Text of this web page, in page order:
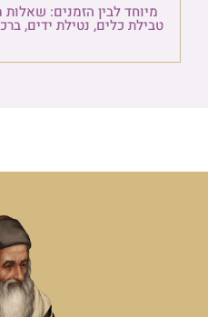
מיוחד לבין הזמנים: שאלות
טבילת כלים, נטילת ידים,